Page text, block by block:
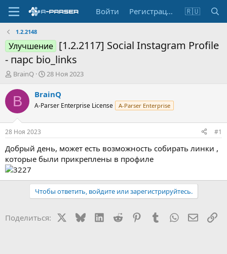
Войти Регистрация 🇷🇺
1.2.2148
Улучшение [1.2.2117] Social Instagram Profile
- парс bio_links
А
т
о
т
е
м
ы
BrainQ
Д
т
н
а
л
28 Ноя 2023
B BrainQ
A-Parser Enterprise License A-Parser Enterprise
28 Ноя 2023 #1
Добрый день, может есть возможность собирать линки ,
которые были прикреплены в профиле
Чтобы ответить, войдите или зарегистрируйтесь.
Поделиться: BlueskyLinkedIn
Reddit PinterestTumblr WhatsApp